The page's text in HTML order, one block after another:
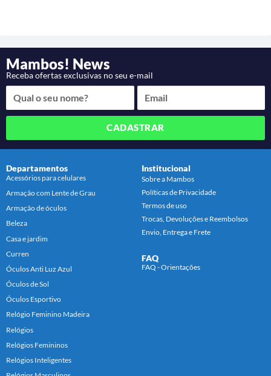
Mambos! News
Receba ofertas exclusivas no seu e-mail
CADASTRAR
Departamentos
Acessórios para celulares
Armação com Lente de Grau
Armação de óculos
Beleza
Casa e jardim
Curren
Óculos Anti Luz Azul
Óculos de Sol
Óculos Esportivo
Relógio Feminino Madeira
Relógios
Relógios Femininos
Relógios Inteligentes
Institucional
Sobre a Mambos
Políticas de Privacidade
Termos de uso
Trocas, Devoluções e Reembolsos
Envio, Entrega e Frete
FAQ
FAQ - Orientações